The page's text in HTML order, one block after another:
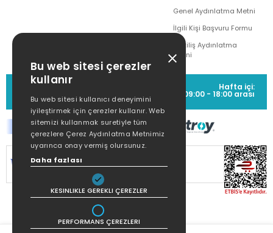
Genel Aydınlatma Metni
İlgili Kişi Başvuru Formu
Çekiliş Aydınlatma
Metni
MÜŞTERİ HİZMETLERİ
(0212) 373 77 00
Hafta içi:
09:00 - 18:00 arası
SİTEMİZ
KORUNMAKTADIR.
Bu web sitesi çerezler
kullanır
Bu web sitesi kullanıcı deneyimini
iyileştirmek için çerezler kullanır. Web
sitemizi kullanmak suretiyle tüm
çerezlere Çerez Aydınlatma Metnimiz
uyarınca onay vermiş olursunuz.
Daha fazlası
KESINLIKLE GEREKLI ÇEREZLER
PERFORMANS ÇEREZLERI